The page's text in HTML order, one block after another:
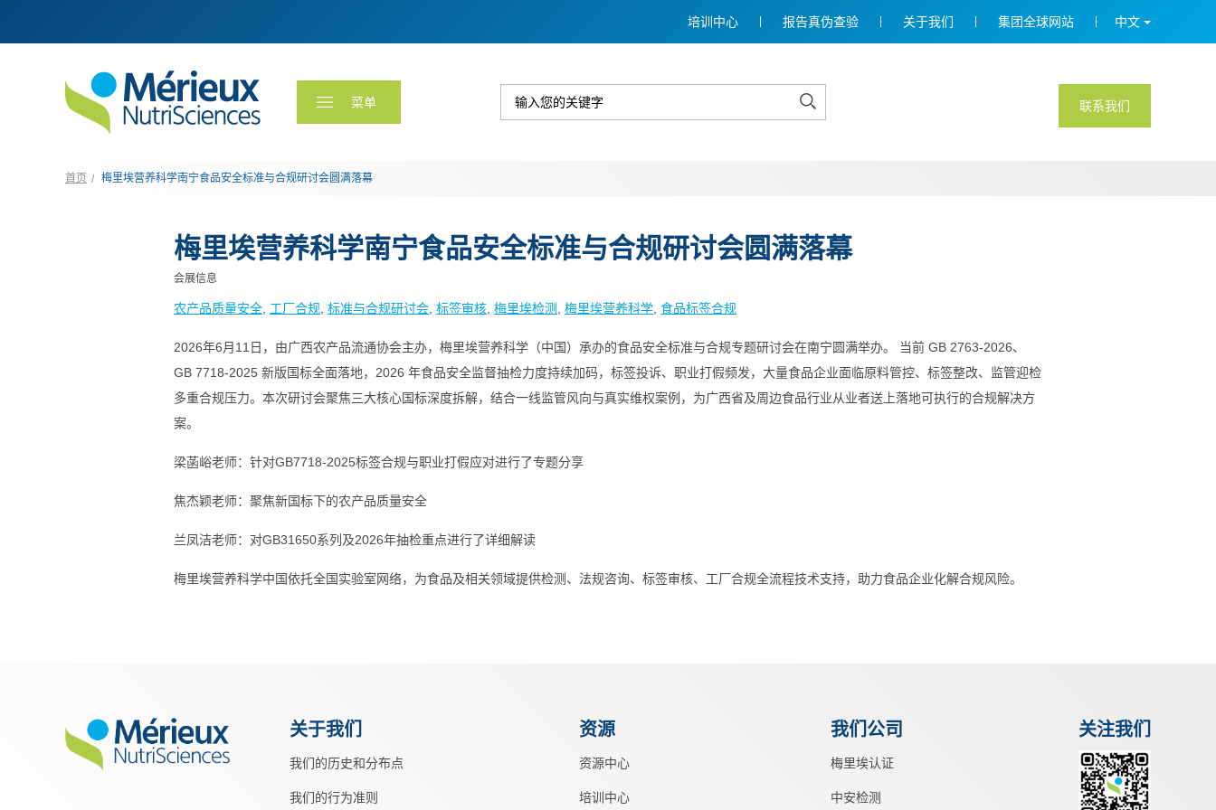
中文
培训中心 报告真伪查验 关于我们 集团全球网站
菜单 联系我们
首页 梅里埃营养科学南宁食品安全标准与合规研讨会圆满落幕
梅里埃营养科学南宁食品安全标准与合规研讨会圆满落幕
会展信息
农产品质量安全 工厂合规 标准与合规研讨会 标签审核 梅里埃检测 梅里埃营养科学 食品标签合规
2026年6月11日，由广西农产品流通协会主办，梅里埃营养科学（中国）承办的食品安全标准与合规专题研讨会在南宁圆满举办。 当前 GB 2763-2026、
GB 7718-2025 新版国标全面落地，2026 年食品安全监督抽检力度持续加码，标签投诉、职业打假频发，大量食品企业面临原料管控、标签整改、监管迎检
多重合规压力。本次研讨会聚焦三大核心国标深度拆解，结合一线监管风向与真实维权案例，为广西省及周边食品行业从业者送上落地可执行的合规解决方
案。
梁菡峪老师：针对GB7718-2025标签合规与职业打假应对进行了专题分享
焦杰颖老师：聚焦新国标下的农产品质量安全
兰凤洁老师：对GB31650系列及2026年抽检重点进行了详细解读
梅里埃营养科学中国依托全国实验室网络，为食品及相关领域提供检测、法规咨询、标签审核、工厂合规全流程技术支持，助力食品企业化解合规风险。
关于我们
我们的历史和分布点
我们的行为准则
资源
资源中心
培训中心
我们公司
梅里埃认证
中安检测
关注我们